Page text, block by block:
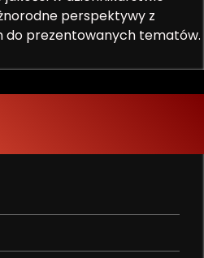
perspektywy z
do prezentowanych tematów.